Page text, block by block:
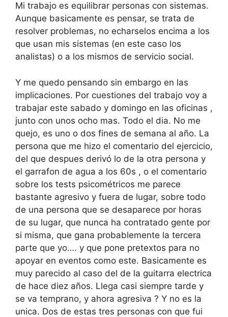
Mi trabajo es equilibrar personas con sistemas.
Aunque basicamente es pensar, se trata de
resolver problemas, no echarselos encima a los
que usan mis sistemas (en este caso los
analistas) o a los mismos de servicio social.
Y me quedo pensando sin embargo en las
implicaciones. Por cuestiones del trabajo voy a
trabajar este sabado y domingo en las oficinas ,
junto con unos ocho mas. Todo el dia. No me
quejo, es uno o dos fines de semana al año. La
persona que me hizo el comentario del ejercicio,
del que despues derivó lo de la otra persona y
el garrafon de agua a los 60s , o el comentario
sobre los tests psicométricos me parece
bastante agresivo y fuera de lugar, sobre todo
de una persona que se desaparece por horas
de su lugar, que nunca ha contratado gente por
si misma, que gana probablemente la tercera
parte que yo…. y que pone pretextos para no
apoyar en eventos como este. Basicamente es
muy parecido al caso del de la guitarra electrica
de hace diez años. Llega casi siempre tarde y
se va temprano, y ahora agresiva ? Y no es la
unica. Dos de estas tres personas con que fui